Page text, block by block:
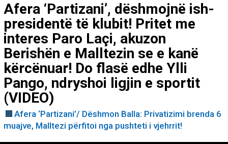
Afera ‘Partizani’, dëshmojnë ish-
presidentë të klubit! Pritet me
interes Paro Laçi, akuzon
Berishën e Malltezin se e kanë
kërcënuar! Do flasë edhe Ylli
Pango, ndryshoi ligjin e sportit
(VIDEO)
Afera ‘Partizani’/ Dëshmon Balla: Privatizimi brenda 6
muajve, Malltezi përfitoi nga pushteti i vjehrrit!